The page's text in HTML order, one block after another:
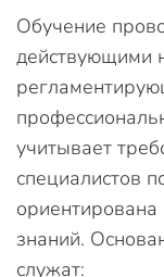
Обучение
действующими
учитывает
специалистов
знаний.
служат: